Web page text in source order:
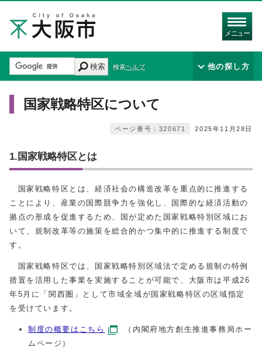
メニュー
検索 検索ヘルプ 他の探し方
国家戦略特区について
2025年11月28日
ページ番号：320671
1.国家戦略特区とは
国家戦略特区とは、経済社会の構造改革を重点的に推進する
ことにより、産業の国際競争力を強化し、国際的な経済活動の
拠点の形成を促進するため、国が定めた国家戦略特別区域にお
いて、規制改革等の施策を総合的かつ集中的に推進する制度で
す。
国家戦略特区では、国家戦略特別区域法で定める規制の特例
措置を活用した事業を実施することが可能で、大阪市は平成26
年5月に「関西圏」として市域全域が国家戦略特区の区域指定
を受けています。
制度の概要はこちら
（内閣府地方創生推進事務局ホー
ムページ）